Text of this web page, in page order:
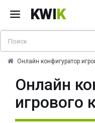
KWIK
Онлайн конфигуратор
Онлайн
игрового